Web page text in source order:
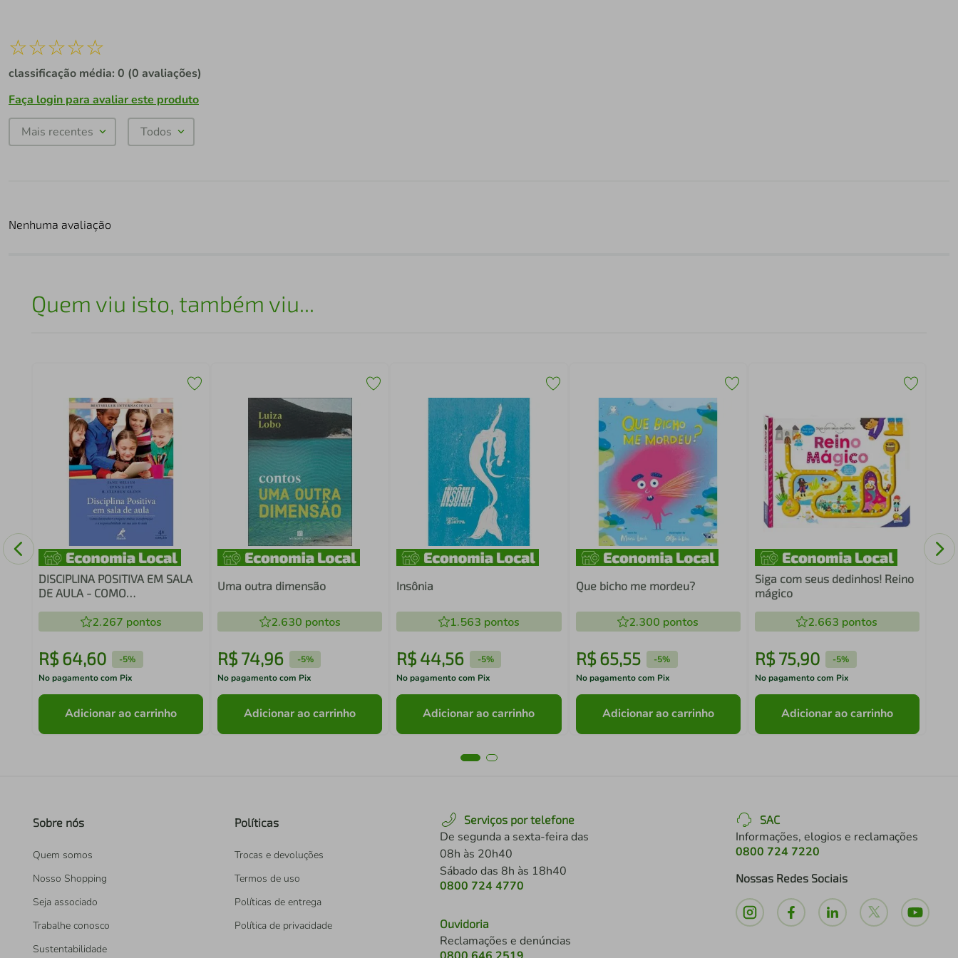
☆☆☆☆☆
classificação média: 0 (0 avaliações)
Faça login para avaliar este produto
Mais recentes Todos
Nenhuma avaliação
Quem viu isto, também viu...
DISCIPLINA POSITIVA EM SALA
DE AULA - COMO
MÚTUO, A COOPERAÇÃO E A
RESPONSABILIDADE EM SUA
SALA DE AULA
2.267 pontos
R$ 64,60 -5%
No pagamento com Pix
Adicionar ao carrinho
Uma outra dimensão
2.630 pontos
R$ 74,96 -5%
No pagamento com Pix
Adicionar ao carrinho
Insônia
1.563 pontos
R$44,56 -5%
No pagamento com Pix
Adicionar ao carrinho
Que bicho me mordeu?
2.300 pontos
R$ 65,55 -5%
No pagamento com Pix
Adicionar ao carrinho
Siga com seus dedinhos! Reino
mágico
2.663 pontos
R$ 75,90 -5%
No pagamento com Pix
Adicionar ao carrinho
Sobre nós
Quem somos
Nosso Shopping
Seja associado
Trabalhe conosco
Sustentabilidade
Políticas
Trocas e devoluções
Termos de uso
Políticas de entrega
Política de privacidade
Serviços por telefone
De segunda a sexta-feira das
08h às 20h40
Sábado das 8h às 18h40
0800 724 4770
Ouvidoria
Reclamações e denúncias
SAC
Informações, elogios e reclamações
0800 724 7220
Nossas Redes Sociais